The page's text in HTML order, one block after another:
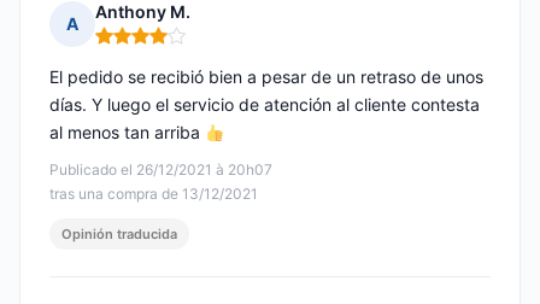
A
Anthony M.
Nota: 4 de 5
Publicado el 26/12/2021 à 20h07
tras una compra de 13/12/2021
El pedido se recibió bien a pesar de un retraso de unos
días. Y luego el servicio de atención al cliente contesta
al menos tan arriba
Opinión traducida